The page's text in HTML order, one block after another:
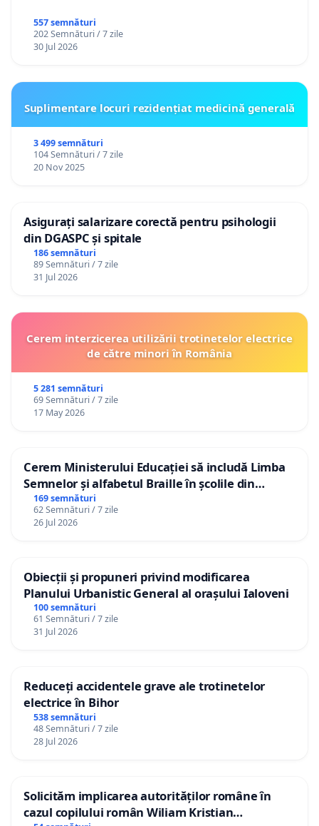
557 semnături
202 Semnături / 7 zile
30 Jul 2026
Suplimentare locuri rezidențiat medicină generală
3 499 semnături
104 Semnături / 7 zile
20 Nov 2025
Asigurați salarizare corectă pentru psihologii
din DGASPC și spitale
186 semnături
89 Semnături / 7 zile
31 Jul 2026
Cerem interzicerea utilizării trotinetelor electrice
de către minori în România
5 281 semnături
69 Semnături / 7 zile
17 May 2026
Cerem Ministerului Educației să includă Limba
Semnelor și alfabetul Braille în școlile din
Republica Moldova!
169 semnături
62 Semnături / 7 zile
26 Jul 2026
Obiecții și propuneri privind modificarea
Planului Urbanistic General al orașului Ialoveni
100 semnături
61 Semnături / 7 zile
31 Jul 2026
Reduceți accidentele grave ale trotinetelor
electrice în Bihor
538 semnături
48 Semnături / 7 zile
28 Jul 2026
Solicităm implicarea autorităților române în
cazul copilului român Wiliam Kristian